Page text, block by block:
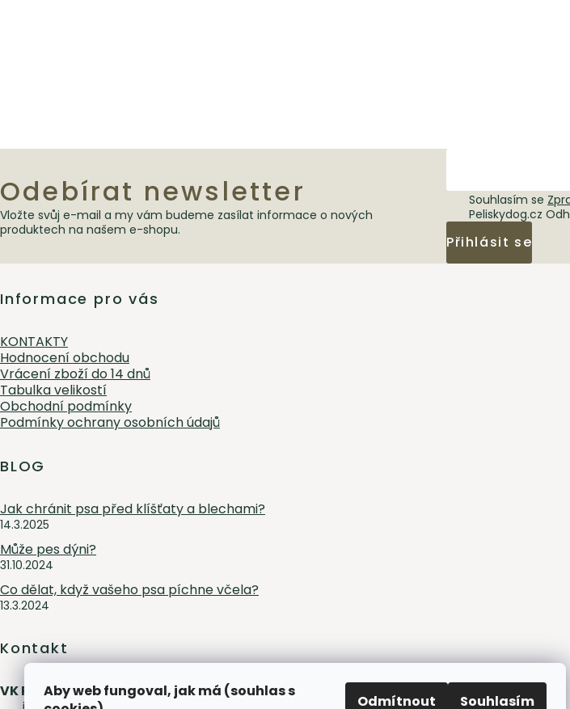
Aby web fungoval, jak má (souhlas s
Odmítnout Souhlasím
Zápatí
Informace pro vás
KONTAKTY
Hodnocení obchodu
Vrácení zboží do 14 dnů
Tabulka velikostí
Obchodní podmínky
Podmínky ochrany osobních údajů
BLOG
Jak chránit psa před klíšťaty a blechami?
14.3.2025
Může pes dýni?
31.10.2024
Co dělat, když vašeho psa píchne včela?
13.3.2024
Kontakt
VK Pet s.r.o.
Odebírat newsletter
Vložte svůj e-mail a my vám budeme zasílat informace o nových
produktech na našem e-shopu.
Souhlasím se
Peliskydog.cz
Přihlásit se